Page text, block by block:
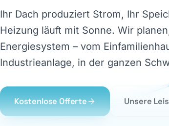
Ihr Dach produziert Strom, Ihr
Heizung läuft mit Sonne. Wir
Energiesystem – vom
Industrieanlage, in der ganzen
Kostenlose Offerte Unsere